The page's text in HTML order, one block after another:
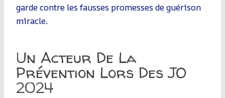
garde contre les fausses promesses de guérison
miracle.
Un Acteur De La
Prévention Lors Des JO
2024